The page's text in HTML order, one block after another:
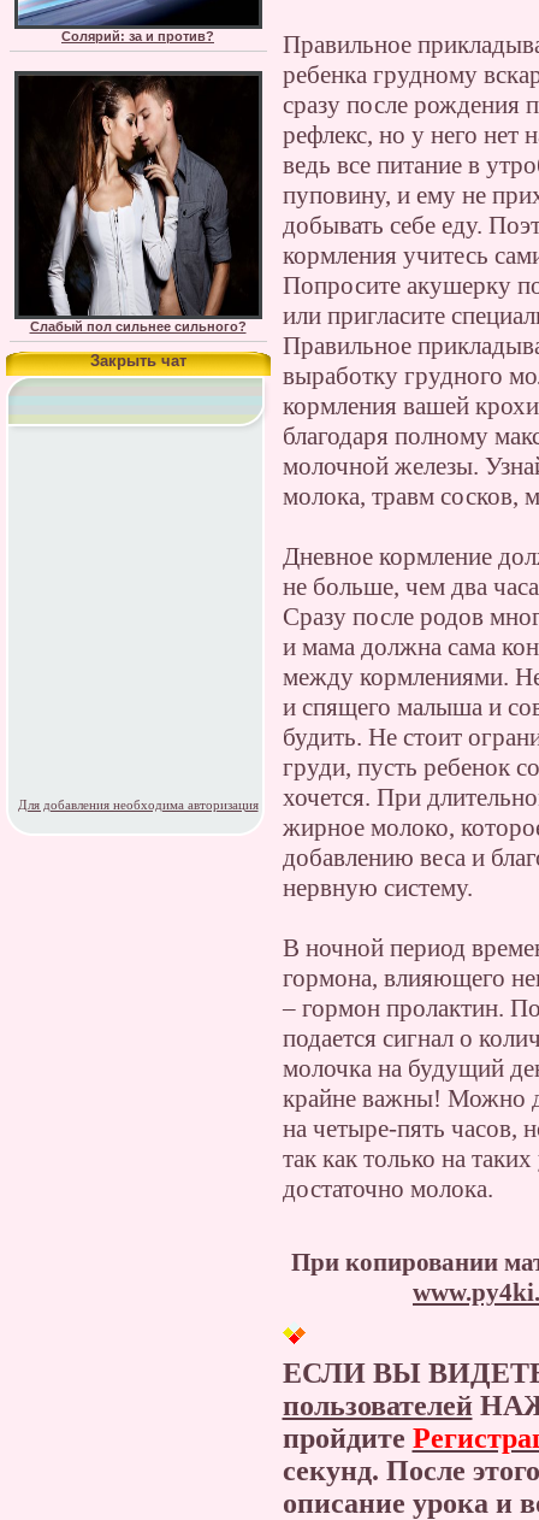
Правильное
ребенка грудному
сразу после рождения
рефлекс, но у него нет
ведь все питание в
пуповину, и ему не
добывать себе еду.
кормления учитесь
Попросите акушерку
или пригласите
Правильное
выработку грудного
кормления вашей
благодаря полному
молочной железы.
молока, травм сосков,
Дневное кормление
не больше, чем два
Сразу после родов
и мама должна сама
между кормлениями.
и спящего малыша и
будить. Не стоит
груди, пусть ребенок
хочется. При
жирное молоко,
добавлению веса и
нервную систему.
В ночной период
гормона, влияющего
– гормон пролактин.
подается сигнал о
молочка на будущий
крайне важны! Можно
на четыре-пять часов,
так как только на
достаточно молока.
При копировании
ЕСЛИ ВЫ
пользователей
пройдите
секунд. После
описание урока
Солярий: за и против?
Слабый пол сильнее сильного?
Закрыть чат
Для добавления необходима авторизация